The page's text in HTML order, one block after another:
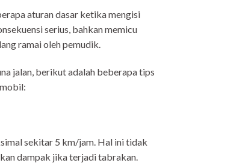
aturan dasar ketika mengisi
serius, bahkan memicu
ramai oleh pemudik.
jalan, berikut adalah beberapa tips
sekitar 5 km/jam. Hal ini tidak
dampak jika terjadi tabrakan.